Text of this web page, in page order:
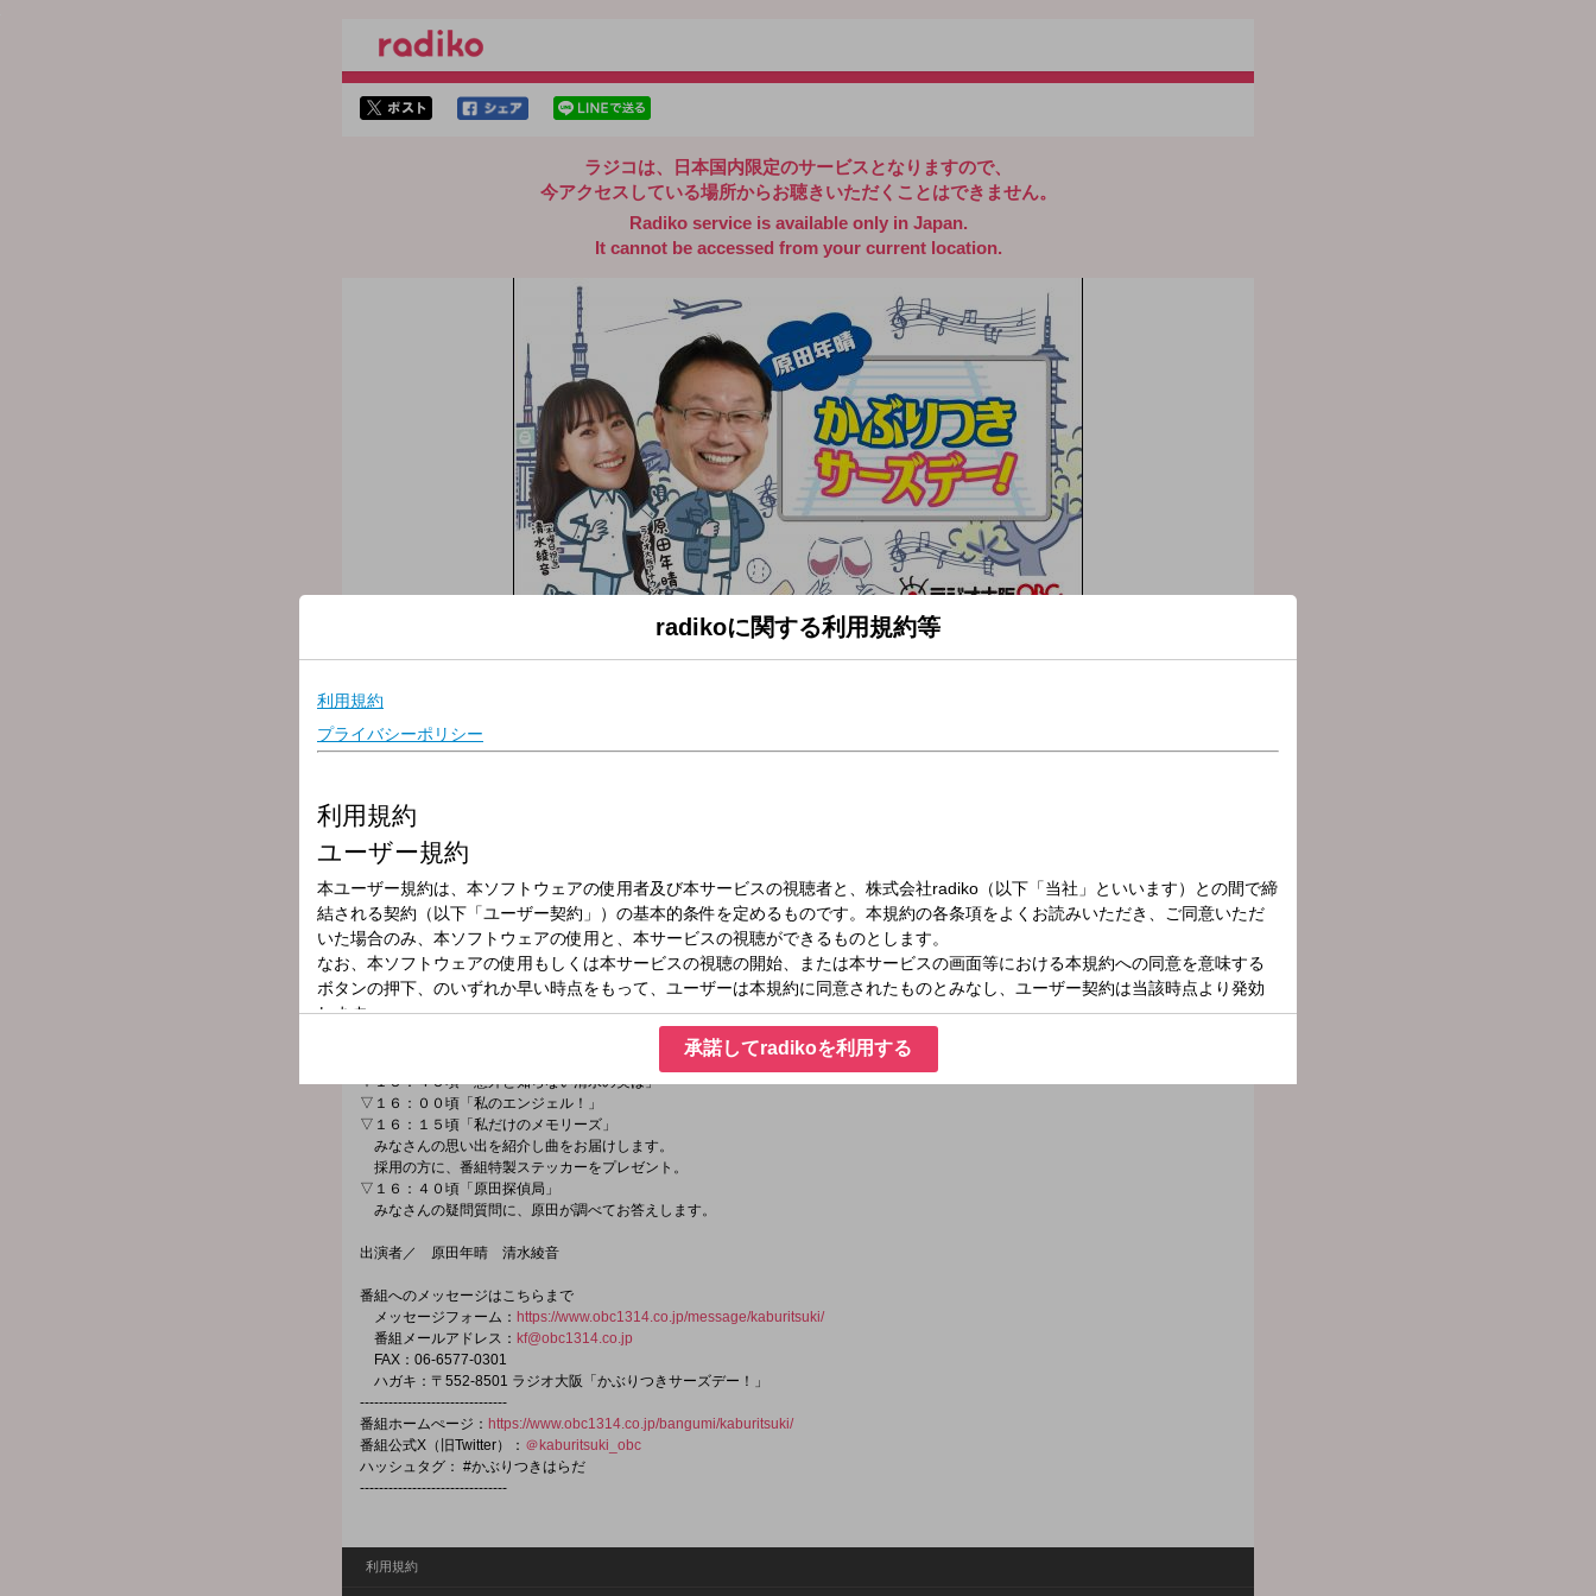
ラジコは、日本国内限定のサービスとなりますので、
今アクセスしている場所からお聴きいただくことはできません。
Radiko service is available only in Japan.
It cannot be accessed from your current location.
放送時間
番組名
原田年晴かぶりつきサーズデー！(2)
原田年晴かぶりつきサーズデー
身近な話題とお得な情報、鉄道大好き 旅大好きな原田年晴がお送りする
とっておきの話に、かぶりついてください。
▽１４：１０頃「かぶりつきジャーナル」
原田年晴が、日本全国、様々な場所へご案内します。
▽１５：４５頃「意外と知らない清水の実は」
▽１６：００頃「私のエンジェル！」
▽１６：１５頃「私だけのメモリーズ」
みなさんの思い出を紹介し曲をお届けします。
採用の方に、番組特製ステッカーをプレゼント。
▽１６：４０頃「原田探偵局」
みなさんの疑問質問に、原田が調べてお答えします。
出演者／ 原田年晴 清水綾音
番組へのメッセージはこちらまで
メッセージフォーム： https://www.obc1314.co.jp/message/kaburitsuki/
番組メールアドレス： kf@obc1314.co.jp
FAX：06-6577-0301
ハガキ：〒552-8501 ラジオ大阪「かぶりつきサーズデー！」
-------------------------------
番組ホームぺージ： https://www.obc1314.co.jp/bangumi/kaburitsuki/
番組公式X（旧Twitter）： ＠kaburitsuki_obc
ハッシュタグ： #かぶりつきはらだ
-------------------------------
利用規約
radikoに関する利用規約等
承諾してradikoを利用する